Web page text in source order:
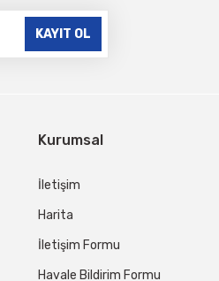
KAYIT OL
Kurumsal
İletişim
Harita
İletişim Formu
Havale Bildirim Formu